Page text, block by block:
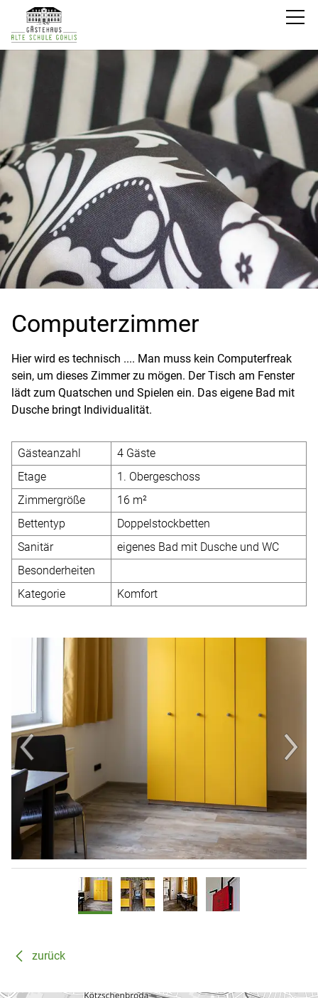
Computerzimmer
Hier wird es technisch .... Man muss kein Computerfreak
sein, um dieses Zimmer zu mögen. Der Tisch am Fenster
lädt zum Quatschen und Spielen ein. Das eigene Bad mit
Dusche bringt Individualität.
Gästeanzahl
4 Gäste
Etage
1. Obergeschoss
Zimmergröße
16 m²
Bettentyp
Doppelstockbetten
Sanitär
eigenes Bad mit Dusche und WC
Besonderheiten
Kategorie
Komfort
zurück